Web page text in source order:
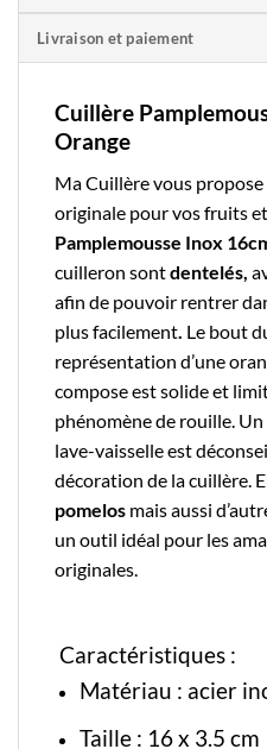
Livraison et paiement
Cuillère
Orange
Ma Cuillèrevous
originale pour vos fruits
Pamplemousse Inox
cuilleron sontdentelés,
afin de pouvoir rentrer
plus facilement Le bout
représentation d’une
compose est solide et
phénomène de rouille. Un
lave-vaisselle est
décoration de la cuillère.
pomelos mais aussi
un outil idéal pour les
originales.
Caractéristiques :
Matériau : acier
Taille : 16 x 3.5 cm